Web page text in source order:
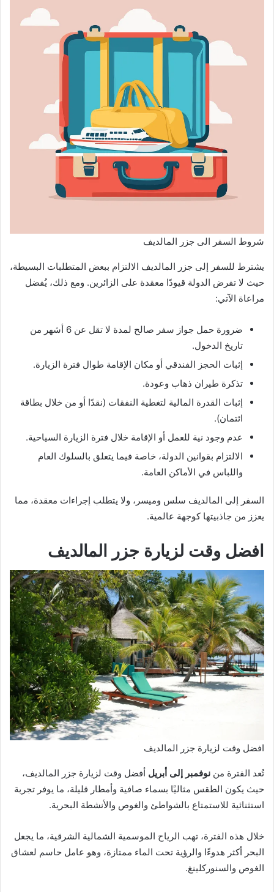
شروط السفر الى جزر المالديف
يشترط للسفر إلى جزر المالديف الالتزام ببعض المتطلبات البسيطة،
حيث لا تفرض الدولة قيودًا معقدة على الزائرين. ومع ذلك، يُفضل
مراعاة الآتي:
ضرورة حمل جواز سفر صالح لمدة لا تقل عن 6 أشهر من
تاريخ الدخول.
إثبات الحجز الفندقي أو مكان الإقامة طوال فترة الزيارة.
تذكرة طيران ذهاب وعودة.
إثبات القدرة المالية لتغطية النفقات (نقدًا أو من خلال بطاقة
ائتمان).
عدم وجود نية للعمل أو الإقامة خلال فترة الزيارة السياحية.
الالتزام بقوانين الدولة، خاصة فيما يتعلق بالسلوك العام
واللباس في الأماكن العامة.
السفر إلى المالديف سلس وميسر، ولا يتطلب إجراءات معقدة، مما
يعزز من جاذبيتها كوجهة عالمية.
افضل وقت لزيارة جزر المالديف
افضل وقت لزيارة جزر المالديف
تُعد الفترة من نوفمبر إلى أبريل أفضل وقت لزيارة جزر المالديف،
حيث يكون الطقس مثاليًا بسماء صافية وأمطار قليلة، ما يوفر تجربة
استثنائية للاستمتاع بالشواطئ والغوص والأنشطة البحرية.
خلال هذه الفترة، تهب الرياح الموسمية الشمالية الشرقية، ما يجعل
البحر أكثر هدوءًا والرؤية تحت الماء ممتازة، وهو عامل حاسم لعشاق
الغوص والسنوركلينغ.